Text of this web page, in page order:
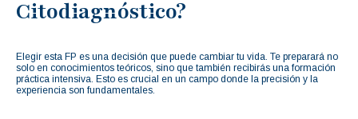
Citodiagnóstico?
Elegir esta FP es una decisión que puede cambiar tu vida. Te preparará no
solo en conocimientos teóricos, sino que también recibirás una formación
práctica intensiva. Esto es crucial en un campo donde la precisión y la
experiencia son fundamentales.